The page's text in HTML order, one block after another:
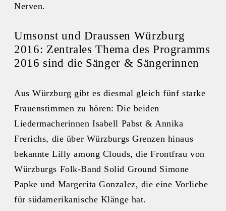
Nerven.
Umsonst und Draussen Würzburg
2016: Zentrales Thema des Programms
2016 sind die Sänger & Sängerinnen
Aus Würzburg gibt es diesmal gleich fünf starke
Frauenstimmen zu hören: Die beiden
Liedermacherinnen Isabell Pabst & Annika
Frerichs, die über Würzburgs Grenzen hinaus
bekannte Lilly among Clouds, die Frontfrau von
Würzburgs Folk-Band Solid Ground Simone
Papke und Margerita Gonzalez, die eine Vorliebe
für südamerikanische Klänge hat.